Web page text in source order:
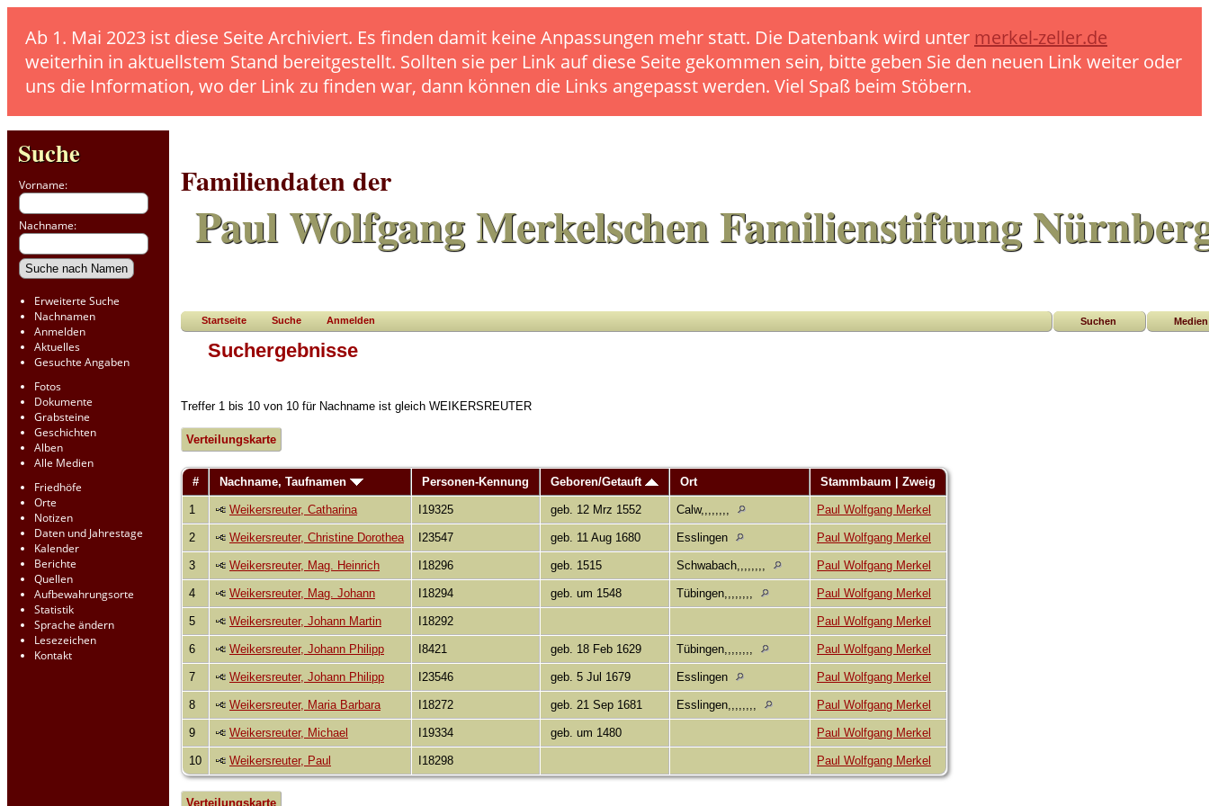
Ab 1. Mai 2023 ist diese Seite Archiviert. Es finden damit keine Anpassungen mehr statt. Die Datenbank wird unter merkel-zeller.de
weiterhin in aktuellstem Stand bereitgestellt. Sollten sie per Link auf diese Seite gekommen sein, bitte geben Sie den neuen Link weiter oder
uns die Information, wo der Link zu finden war, dann können die Links angepasst werden. Viel Spaß beim Stöbern.
Suche
Vorname:
Nachname:
Erweiterte Suche
Nachnamen
Anmelden
Aktuelles
Gesuchte Angaben
Fotos
Dokumente
Grabsteine
Geschichten
Alben
Alle Medien
Friedhöfe
Orte
Notizen
Daten und Jahrestage
Kalender
Berichte
Quellen
Aufbewahrungsorte
Statistik
Sprache ändern
Lesezeichen
Kontakt
Familiendaten der
Paul Wolfgang Merkelschen Familienstiftung
Suchen Medien
Startseite Suche Anmelden
Suchergebnisse
Treffer 1 bis 10 von 10 für Nachname ist gleich WEIKERSREUTER
Verteilungskarte
# Nachname, Taufnamen Personen-Kennung Geboren/Getauft Ort Stammbaum | Zweig
1 Weikersreuter, Catharina I19325 geb. 12 Mrz 1552 Calw,,,,,,,, Paul Wolfgang Merkel
2 Weikersreuter, Christine Dorothea I23547 geb. 11 Aug 1680 Esslingen Paul Wolfgang Merkel
3 Weikersreuter, Mag. Heinrich I18296 geb. 1515 Schwabach,,,,,,,, Paul Wolfgang Merkel
4 Weikersreuter, Mag. Johann I18294 geb. um 1548 Tübingen,,,,,,,, Paul Wolfgang Merkel
5 Weikersreuter, Johann Martin I18292 Paul Wolfgang Merkel
6 Weikersreuter, Johann Philipp I8421 geb. 18 Feb 1629 Tübingen,,,,,,,, Paul Wolfgang Merkel
7 Weikersreuter, Johann Philipp I23546 geb. 5 Jul 1679 Esslingen Paul Wolfgang Merkel
8 Weikersreuter, Maria Barbara I18272 geb. 21 Sep 1681 Esslingen,,,,,,,, Paul Wolfgang Merkel
9 Weikersreuter, Michael I19334 geb. um 1480 Paul Wolfgang Merkel
10 Weikersreuter, Paul I18298 Paul Wolfgang Merkel
Verteilungskarte